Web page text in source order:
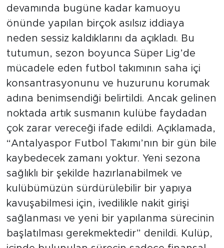
devamında bugüne kadar kamuoyu
önünde yapılan birçok asılsız iddiaya
neden sessiz kaldıklarını da açıkladı. Bu
tutumun, sezon boyunca Süper Lig’de
mücadele eden futbol takımının saha içi
konsantrasyonunu ve huzurunu korumak
adına benimsendiği belirtildi. Ancak gelinen
noktada artık susmanın kulübe faydadan
çok zarar vereceği ifade edildi. Açıklamada,
“Antalyaspor Futbol Takımı’nın bir gün bile
kaybedecek zamanı yoktur. Yeni sezona
sağlıklı bir şekilde hazırlanabilmek ve
kulübümüzün sürdürülebilir bir yapıya
kavuşabilmesi için, ivedilikle nakit girişi
sağlanması ve yeni bir yapılanma sürecinin
başlatılması gerekmektedir” denildi. Kulüp,